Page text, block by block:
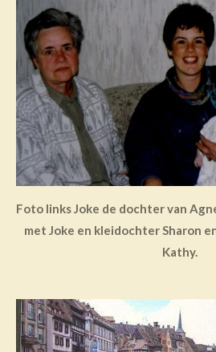
Foto links Joke de dochter van
met Joke en kleidochter Sharon
Kathy.